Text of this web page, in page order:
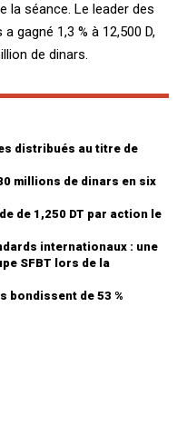
la séance. Le leader des
gagné 1,3 % à 12,500 D,
de dinars.
distribués au titre de
millions de dinars en six
de 1,250 DT par action le
internationaux : une
SFBT lors de la
bondissent de 53 %